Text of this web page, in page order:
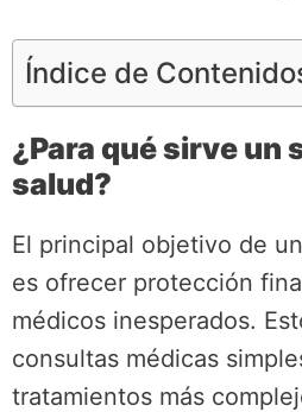
Índice de
¿Para qué sirve un
salud?
El principal objetivo de un
es ofrecer protección
médicos inesperados.
consultas médicas
tratamientos más